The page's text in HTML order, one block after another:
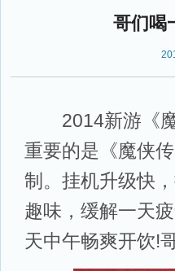
哥们喝
2014新游《魔
重要的是《魔侠
制。挂机升级快
趣味，缓解一天
天中午畅爽开饮!